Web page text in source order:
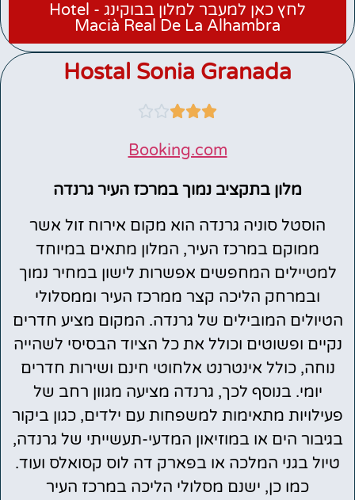
לחץ כאן למעבר למלון בבוקינג - Hotel
Macià Real De La Alhambra
Hostal Sonia Granada





Booking.com
מלון בתקציב נמוך במרכז העיר גרנדה
הוסטל סוניה גרנדה הוא מקום אירוח זול אשר
ממוקם במרכז העיר, המלון מתאים במיוחד
למטיילים המחפשים אפשרות לישון במחיר נמוך
ובמרחק הליכה קצר ממרכז העיר וממסלולי
הטיולים המובילים של גרנדה. המקום מציע חדרים
נקיים ופשוטים וכולל את כל הציוד הבסיסי לשהייה
נוחה, כולל אינטרנט אלחוטי חינם ושירות חדרים
יומי. בנוסף לכך, גרנדה מציעה מגוון רחב של
פעילויות מתאימות למשפחות עם ילדים, כגון ביקור
בגיבור הים או במוזיאון המדעי-תעשייתי של גרנדה,
טיול בגני המלכה או בפארק דה לוס קסואלס ועוד.
כמו כן, ישנם מסלולי הליכה במרכז העיר